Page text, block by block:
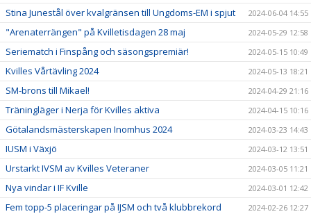
Stina Junestål över kvalgränsen till Ungdoms-EM i spjut 2024-06-04 14:55
"Arenaterrängen" på Kvilletisdagen 28 maj 2024-05-29 12:58
Seriematch i Finspång och säsongspremiär! 2024-05-15 10:49
Kvilles Vårtävling 2024 2024-05-13 18:21
SM-brons till Mikael! 2024-04-29 21:16
Träningläger i Nerja för Kvilles aktiva 2024-04-15 10:16
Götalandsmästerskapen Inomhus 2024 2024-03-23 14:43
IUSM i Växjö 2024-03-12 13:51
Urstarkt IVSM av Kvilles Veteraner 2024-03-05 11:21
Nya vindar i IF Kville 2024-03-01 12:42
Fem topp-5 placeringar på IJSM och två klubbrekord 2024-02-26 12:27